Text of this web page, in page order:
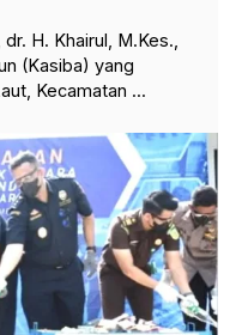
H. Khairul, M.Kes.,
(Kasiba) yang
Kecamatan ...